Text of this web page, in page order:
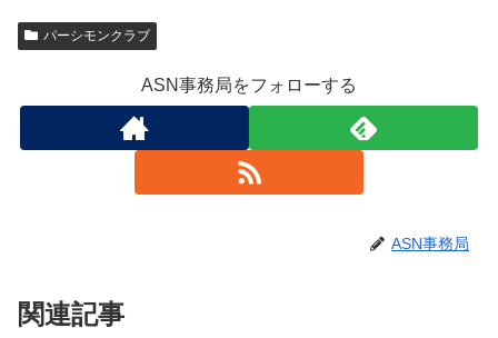
パーシモンクラブ
ASN事務局をフォローする
ASN事務局
関連記事